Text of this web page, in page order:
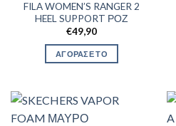
FILA WOMEN’S RANGER 2
HEEL SUPPORT ΡΟΖ
€49,90
ΑΓΟΡΑΣΕ ΤΟ